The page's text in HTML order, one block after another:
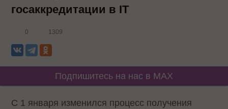
госаккредитации в IT
0 1309
Подпишитесь на нас в MAX
С 1 января изменился процесс получения